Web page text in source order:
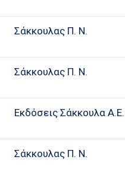
Σάκκουλας Π. Ν.
Σάκκουλας Π. Ν.
Εκδόσεις Σάκκουλα Α.Ε.
Σάκκουλας Π. Ν.